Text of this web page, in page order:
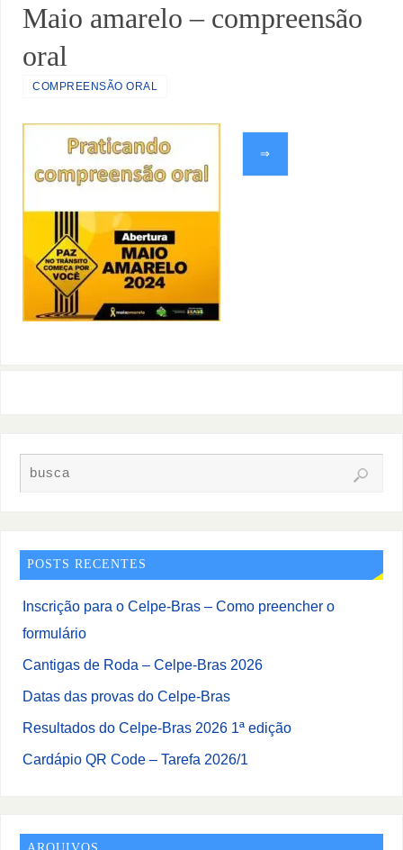
Maio amarelo – compreensão
oral
COMPREENSÃO ORAL
⇒
POSTS RECENTES
Inscrição para o Celpe-Bras – Como preencher o
formulário
Cantigas de Roda – Celpe-Bras 2026
Datas das provas do Celpe-Bras
Resultados do Celpe-Bras 2026 1ª edição
Cardápio QR Code – Tarefa 2026/1